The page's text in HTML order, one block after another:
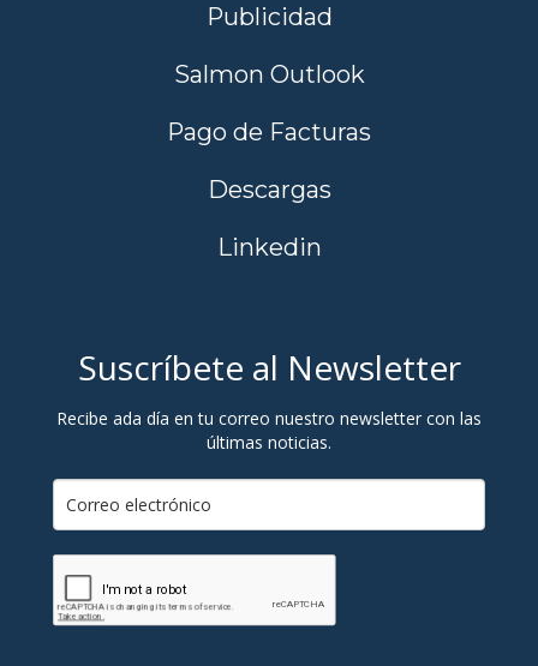
Publicidad
Salmon Outlook
Pago de Facturas
Descargas
Linkedin
Suscríbete al Newsletter
Recibe ada día en tu correo nuestro newsletter con las
últimas noticias.